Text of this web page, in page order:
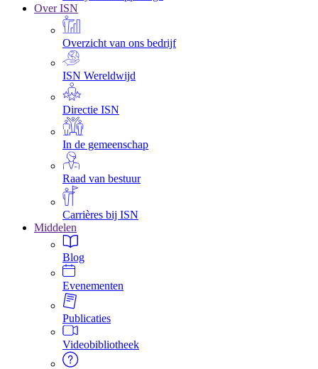
Over ISN
Overzicht van ons bedrijf
ISN Wereldwijd
Directie ISN
In de gemeenschap
Raad van bestuur
Carrières bij ISN
Middelen
Blog
Evenementen
Publicaties
Videobibliotheek